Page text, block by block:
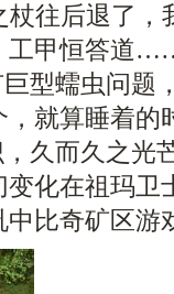
往后退了，
工甲恒答道
型蠕虫问题
就算睡着的
，久而久之
化在祖玛卫
比奇矿区游